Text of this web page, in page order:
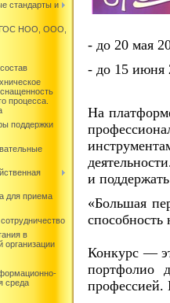
стандарты и
НОО, ООО,
процесса.
поддержки
для приема
в
организации
среда
- до 20 мая
- до 15 июня
На
и
«Большая
способность
Конкурс —
портфолио
профессией.